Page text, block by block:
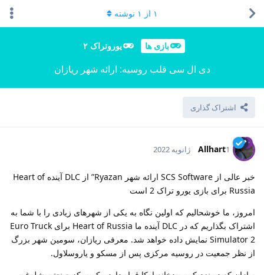
بازی ها یوروتراک ۲
دی ال سی قلب روسیه: ارائه شهر ریازان
اشتراک گذاری
۱ از ۱ نوشته
Allhart1 ژانویه 2022
خبر عالی از SCS Software ارائه شهر Ryazan” از DLC آینده Heart of
Russia برای بازی یورو تراک 2 است
امروز، ما خوشحالیم که اولین نگاه به یکی از شهرهای زیادی را با شما به
اشتراک بگذاریم که در DLC آینده ما Heart of Russia برای Euro Truck
Simulator 2 نمایش داده خواهد شد. معرفی ریازان، سومین شهر بزرگ
از نظر جمعیت در روسیه مرکزی پس از مسکو و یاروسلاول.